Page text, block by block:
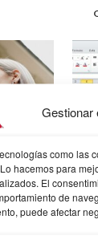
Gestionar
como las
hacemos para
El
de
puede afectar